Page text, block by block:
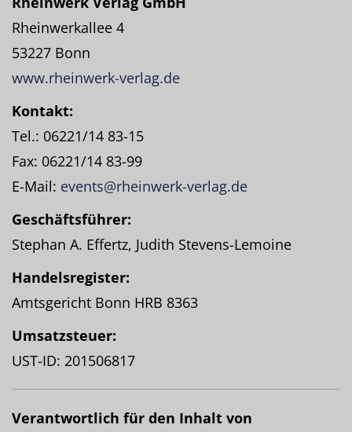
Rheinwerkallee 4
53227 Bonn
www.rheinwerk-verlag.de
Kontakt:
Tel.: 06221/14 83-15
Fax: 06221/14 83-99
E-Mail: events@rheinwerk-verlag.de
Geschäftsführer:
Stephan A. Effertz, Judith Stevens-Lemoine
Handelsregister:
Amtsgericht Bonn HRB 8363
Umsatzsteuer:
UST-ID: 201506817
Verantwortlich für den Inhalt von